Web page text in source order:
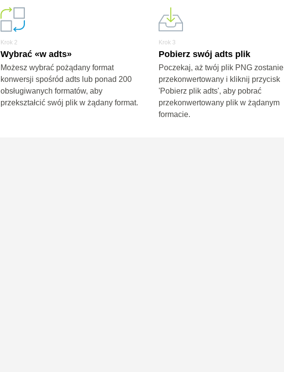
Krok 2
Wybrać «w adts»
Możesz wybrać pożądany format
konwersji spośród adts lub ponad 200
obsługiwanych formatów, aby
przekształcić swój plik w żądany format.
Krok 3
Pobierz swój adts plik
Poczekaj, aż twój plik PNG zostanie
przekonwertowany i kliknij przycisk
'Pobierz plik adts', aby pobrać
przekonwertowany plik w żądanym
formacie.